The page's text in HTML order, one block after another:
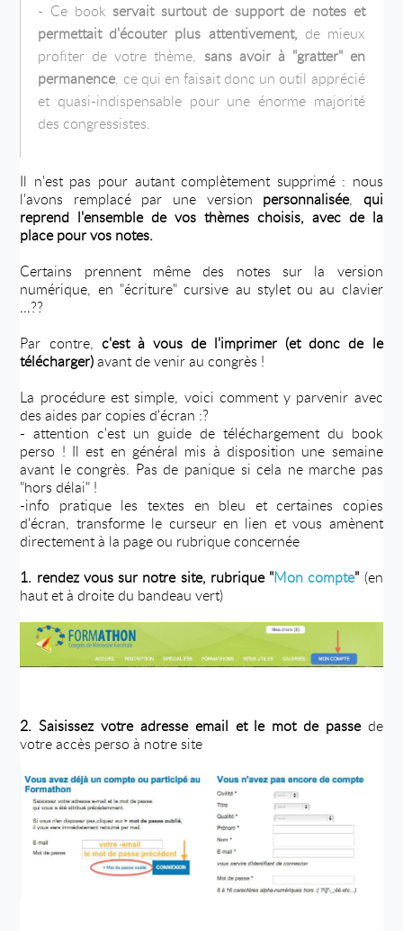
- Ce book servait surtout de support de notes et
permettait d'écouter plus attentivement, de mieux
profiter de votre thème, sans avoir à "gratter" en
permanence, ce qui en faisait donc un outil apprécié
et quasi-indispensable pour une énorme majorité
des congressistes.
Il n'est pas pour autant complètement supprimé : nous
l'avons remplacé par une version personnalisée, qui
reprend l'ensemble de vos thèmes choisis, avec de la
place pour vos notes.
Certains prennent même des notes sur la version
numérique, en "écriture" cursive au stylet ou au clavier
…??
Par contre, c'est à vous de l'imprimer (et donc de le
télécharger)avant de venir au congrès !
La procédure est simple, voici comment y parvenir avec
des aides par copies d'écran :?
- attention c'est un guide de téléchargement du book
perso ! Il est en général mis à disposition une semaine
avant le congrès. Pas de panique si cela ne marche pas
"hors délai" !
-info pratique les textes en bleu et certaines copies
d'écran, transforme le curseur en lien et vous amènent
directement à la page ou rubrique concernée
1. rendez vous sur notre site, rubrique "Mon compte" (en
haut et à droite du bandeau vert)
2. Saisissez votre adresse email et le mot de passede
votre accès perso à notre site